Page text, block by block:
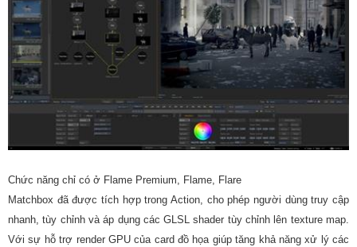
Chức năng chỉ có ở Flame Premium, Flame, Flare
Matchbox đã được tích hợp trong Action, cho phép người dùng truy cập
nhanh, tùy chỉnh và áp dụng các GLSL shader tùy chỉnh lên texture map.
Với sự hỗ trợ render GPU của card đồ họa giúp tăng khả năng xử lý các